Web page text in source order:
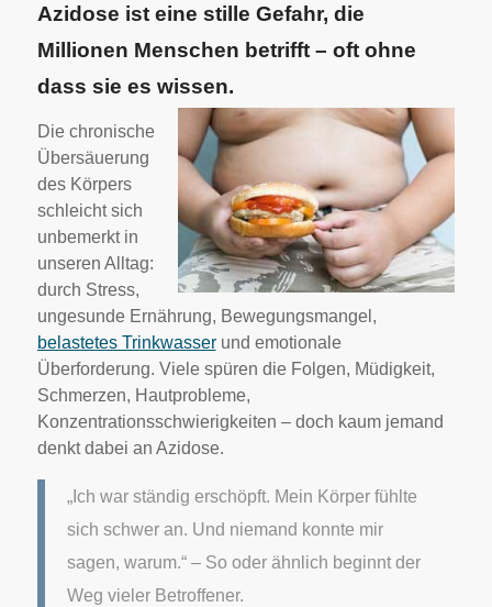
Azidose ist eine stille Gefahr, die
Millionen Menschen betrifft – oft ohne
dass sie es wissen.
Die chronische
Übersäuerung
des Körpers
schleicht sich
unbemerkt in
unseren Alltag:
durch Stress,
ungesunde Ernährung, Bewegungsmangel,
belastetes Trinkwasserund emotionale
Überforderung. Viele spüren die Folgen, Müdigkeit,
Schmerzen, Hautprobleme,
Konzentrationsschwierigkeiten – doch kaum jemand
denkt dabei an Azidose.
„Ich war ständig erschöpft. Mein Körper fühlte
sich schwer an. Und niemand konnte mir
sagen, warum.“ – So oder ähnlich beginnt der
Weg vieler Betroffener.